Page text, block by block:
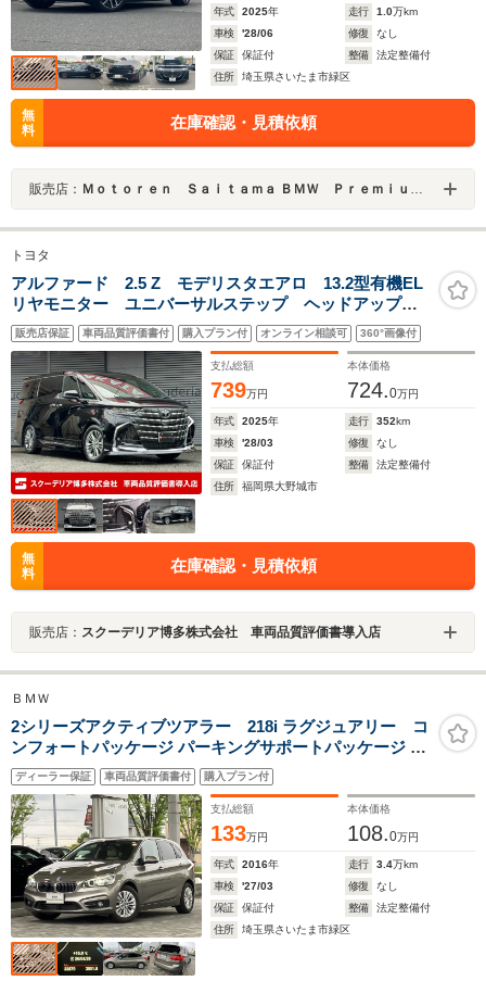
年式 2025年 走行 1.0万km
車検
'28/06 修復
なし
保証
保証付 整備
法定整備付
住所
埼玉県さいたま市緑区
無
料
在庫確認・見積依頼
販売店： Ｍｏｔｏｒｅｎ Ｓａｉｔａｍａ ＢＭＷ Ｐｒｅｍｉｕｍ Ｓｅｌｅｃｔｉｏｎ 浦和美園
トヨタ
アルファード 2.5 Z モデリスタエアロ 13.2型有機EL
リヤモニター ユニバーサルステップ ヘッドアップデ
ィスプレイ サンルーフ デジタルミラー シグネチャ
ーイルミブレード ワンオーナー
販売店保証 車両品質評価書付 購入プラン付 オンライン相談可 360°画像付
支払総額
739万円
本体価格
724.0万円
年式 2025年 走行 352km
車検
'28/03 修復
なし
保証
保証付 整備
法定整備付
住所
福岡県大野城市
無
料
在庫確認・見積依頼
販売店： スクーデリア博多株式会社 車両品質評価書導入店
ＢＭＷ
2シリーズアクティブツアラー 218i ラグジュアリー コ
ンフォートパッケージ パーキングサポートパッケージ ベ
ージュレザーシート HDDナビ バックカメラ LEDヘッド
ライト 電動リアゲート ドライビングアシスト
ディーラー保証 車両品質評価書付 購入プラン付
支払総額
133万円
本体価格
108.0万円
年式 2016年 走行 3.4万km
車検
'27/03 修復
なし
保証
保証付 整備
法定整備付
住所
埼玉県さいたま市緑区